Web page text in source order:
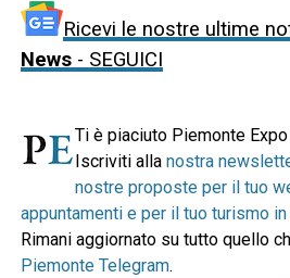
Ricevi le nostre ultime
News- SEGUICI
Ti è piaciuto Piemonte Expo
Iscriviti alla nostra
nostre proposte per il tuo
appuntamenti e per il tuo turismo
Rimani aggiornato su tutto quello
Piemonte Telegram.